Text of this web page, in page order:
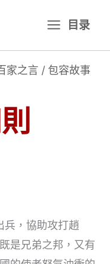
目录
家之言 / 包容故事
，協助攻打趙
是兄弟之邦，又有